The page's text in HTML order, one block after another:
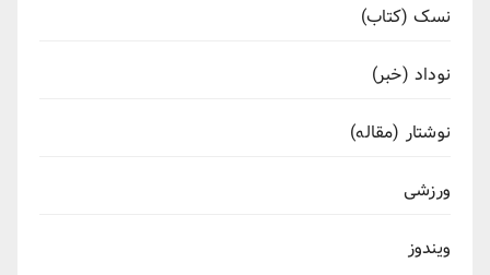
نسک (کتاب)
نوداد (خبر)
نوشتار (مقاله)
ورزشی
ویندوز